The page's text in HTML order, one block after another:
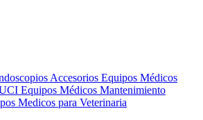
Accesorios Equipos Médicos
Equipos Médicos Mantenimiento
Medicos para Veterinaria